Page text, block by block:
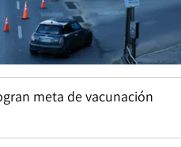
meta de vacunación